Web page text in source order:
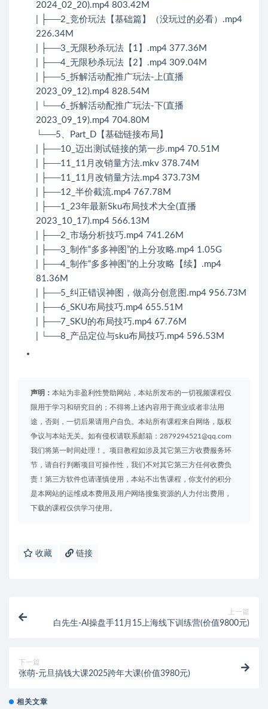
2024_02_20).mp4 803.42M
| ├──2_竞价玩法【基础篇】（没玩过的必看）.mp4
226.34M
| ├──3_无限秒杀玩法【1】.mp4 377.36M
| ├──4_无限秒杀玩法【2】.mp4 309.04M
| ├──5_拆解活动配推广玩法-上(直播
2023_09_12).mp4 828.54M
| └──6_拆解活动配推广玩法-下(直播
2023_09_19).mp4 704.80M
└──5、Part_D【基础链接布局】
| ├──10_迈出测试链接的第一步.mp4 70.51M
| ├──11_11月改销量方法.mkv 378.74M
| ├──11_11月改销量方法.mp4 373.73M
| ├──12_半价截流.mp4 767.78M
| ├──1_23年最新Sku布局技术大全(直播
2023_10_17).mp4 566.13M
| ├──2_市场分析技巧.mp4 741.26M
| ├──3_制作“多多神图”的上分攻略.mp4 1.05G
| ├──4_制作“多多神图”的上分攻略【续】.mp4
81.36M
| ├──5_纠正错误神图，做高分创意图.mp4 956.73M
| ├──6_SKU布局技巧.mp4 655.51M
| ├──7_SKU的布局技巧.mp4 67.76M
| └──8_产品定位与sku布局技巧.mp4 596.53M
声明： 本站为非盈利性赞助网站，本站所发布的一切视频课程仅
限用于学习和研究目的；不得将上述内容用于商业或者非法用
途，否则，一切后果请用户自负。本站所有课程来自网络，版权
争议与本站无关。如有侵权请联系邮箱：2879294521@qq.com
我们将第一时间处理！。项目教程如涉及其它第三方收费服务环
节，请自行判断项目可操作性，我们不对其它第三方任何收费负
责！第三方软件也请谨慎使用，本站不出售课程，你支付的积分
是本网站的运维成本费用及用户网络搜集资源的人力付出费用，
下载的课程仅供学习使用。
收藏 链接
上一篇
白先生-AI操盘手11月15上海线下训练营(价值9800元)
下一篇
张萌-元旦搞钱大课2025跨年大课(价值3980元)
相关文章